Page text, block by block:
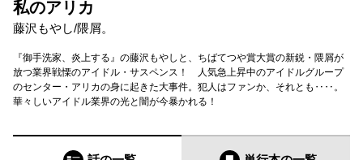
私のアリカ
藤沢もやし/隈屑。
『御手洗家、炎上する』の藤沢もやしと、ちばてつや賞大賞の新鋭・隈屑が
放つ業界戦慄のアイドル・サスペンス！ 人気急上昇中のアイドルグループ
のセンター・アリカの身に起きた大事件。犯人はファンか、それとも‥‥。
華々しいアイドル業界の光と闇が今暴かれる！